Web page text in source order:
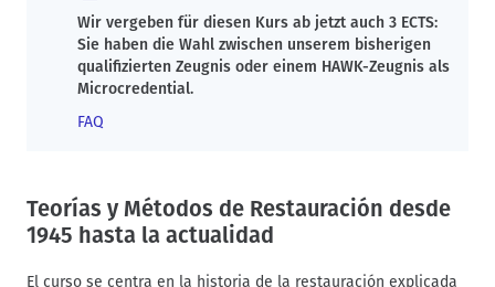
Wir vergeben für diesen Kurs ab jetzt auch 3 ECTS:
Sie haben die Wahl zwischen unserem bisherigen
qualifizierten Zeugnis oder einem HAWK-Zeugnis als
Microcredential.
FAQ
Teorías y Métodos de Restauración desde
1945 hasta la actualidad
El curso se centra en la historia de la restauración explicada